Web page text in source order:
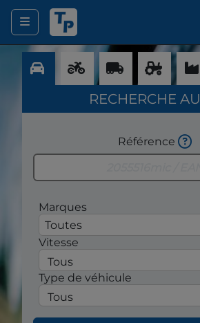
RECHERCHE
Référence
Marques
Toutes
Vitesse
Type de véhicule